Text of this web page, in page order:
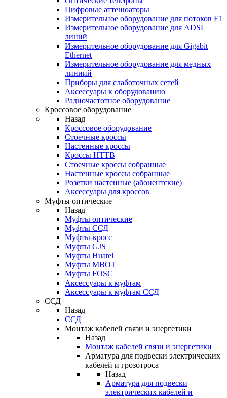
Цифровые аттенюаторы
Измерительное оборудование для потоков Е1
Измерительное оборудование для ADSL
линий
Измерительное оборудование для Gigabit
Ethernet
Измерительное оборудование для медных
линиий
Приборы для слаботочных сетей
Аксессуары к оборудованию
Радиочастотное оборудование
Кроссовое оборудование
Назад
Кроссовое оборудование
Стоечные кроссы
Настенные кроссы
Кроссы HTTB
Стоечные кроссы собранные
Настенные кроссы собранные
Розетки настенные (абонентские)
Аксессуары для кроссов
Муфты оптические
Назад
Муфты оптические
Муфты ССД
Муфты-кросс
Муфты GJS
Муфты Huatel
Муфты МВОТ
Муфты FOSC
Аксессуары к муфтам
Аксессуары к муфтам ССД
ССД
Назад
ССД
Монтаж кабелей связи и энергетики
Назад
Монтаж кабелей связи и энергетики
Арматура для подвески электрических
кабелей и грозотроса
Назад
Арматура для подвески
электрических кабелей и